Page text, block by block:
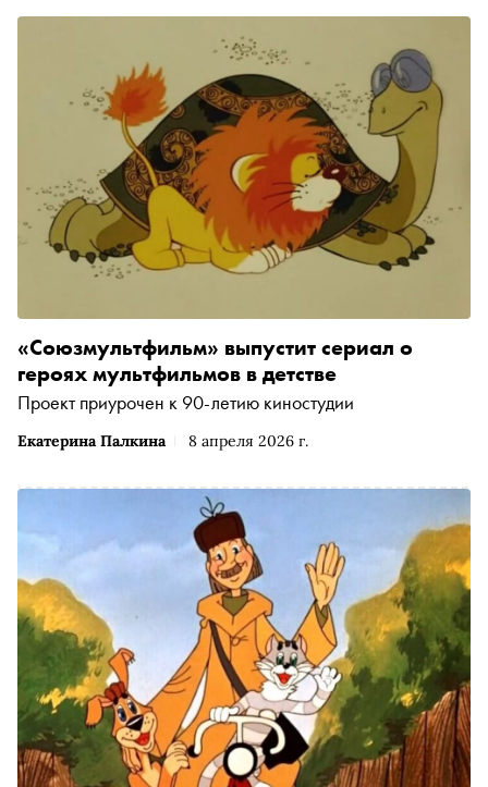
Екатерина Палкина 8 апреля 2026 г.
«Союзмультфильм» выпустит сериал о
героях мультфильмов в детстве
Проект приурочен к 90-летию киностудии